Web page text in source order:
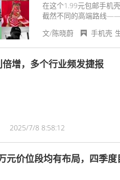
在这个1.99元包邮手机
截然不同的高端路线
文/陈晓蔚 手机壳
增，多个行业频发捷报
2025/7/8 8:58:12
元价位段均有布局，四季度